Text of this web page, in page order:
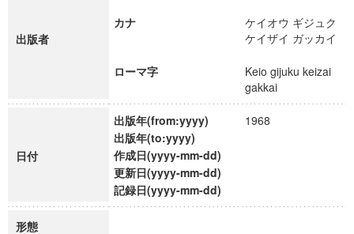
出版者
カナ
ケイオウ ギジュク
ケイザイ ガッカイ
ローマ字
Keio gijuku keizai
gakkai
日付
出版年(from:yyyy)
1968
出版年(to:yyyy)
作成日(yyyy-mm-dd)
更新日(yyyy-mm-dd)
記録日(yyyy-mm-dd)
形態